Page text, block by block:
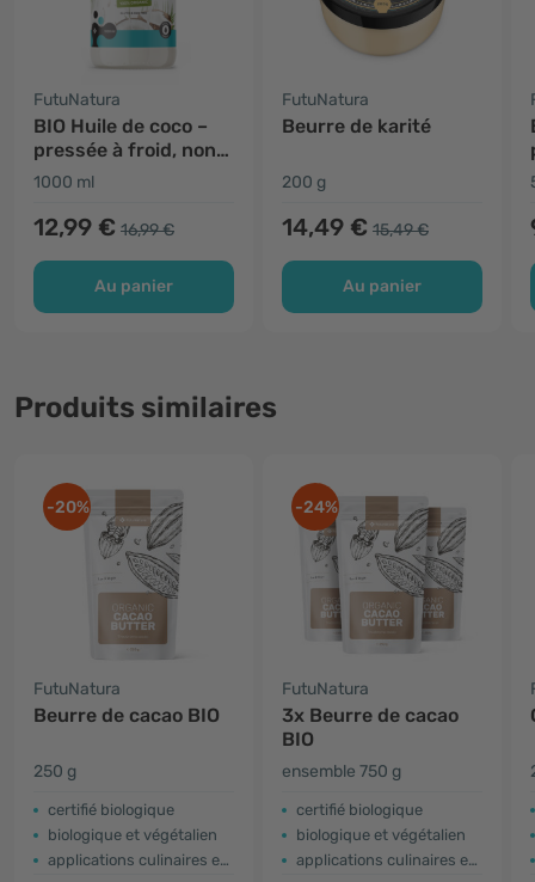
FutuNatura
BIO Huile de coco –
pressée à froid, non
raffinée
1000 ml
12,99 € 16,99 €
Au panier
FutuNatura
Beurre de karité
200 g
14,49 € 15,49 €
Au panier
Produits similaires
-20%
FutuNatura
Beurre de cacao BIO
250 g
certifié biologique
biologique et végétalien
applications culinaires et cosmétiques
-24%
FutuNatura
3x Beurre de cacao
BIO
ensemble 750 g
certifié biologique
biologique et végétalien
applications culinaires et cosmétiques